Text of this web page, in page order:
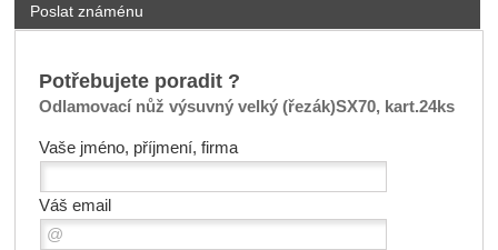
Poslat známénu
Potřebujete poradit ?
Odlamovací nůž výsuvný velký (řezák)SX70, kart.24ks
Vaše jméno, příjmení, firma
Váš email